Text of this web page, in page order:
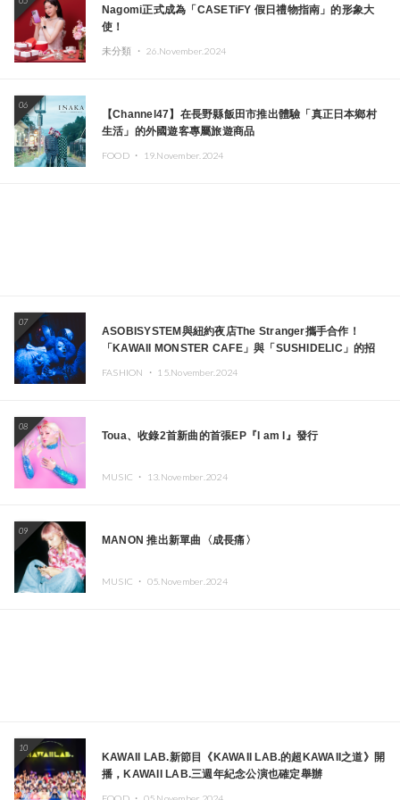
Nagomi正式成為「CASETiFY 假日禮物指南」的形象大
使！
未分類 ・ 26.November.2024
06
【Channel47】在長野縣飯田市推出體驗「真正日本鄉村
生活」的外國遊客專屬旅遊商品
FOOD ・ 19.November.2024
07
ASOBISYSTEM與紐約夜店The Stranger攜手合作！
「KAWAII MONSTER CAFE」與「SUSHIDELIC」的招
FASHION ・ 15.November.2024
08
Toua、收錄2首新曲的首張EP『I am I』發行
MUSIC ・ 13.November.2024
09
MANON 推出新單曲〈成長痛〉
MUSIC ・ 05.November.2024
10
KAWAII LAB.新節目《KAWAII LAB.的超KAWAII之道》開
播，KAWAII LAB.三週年紀念公演也確定舉辦